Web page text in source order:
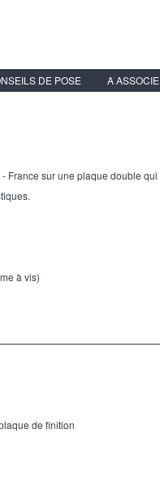
DE POSE A
sur une plaque double
à vis)
de finition